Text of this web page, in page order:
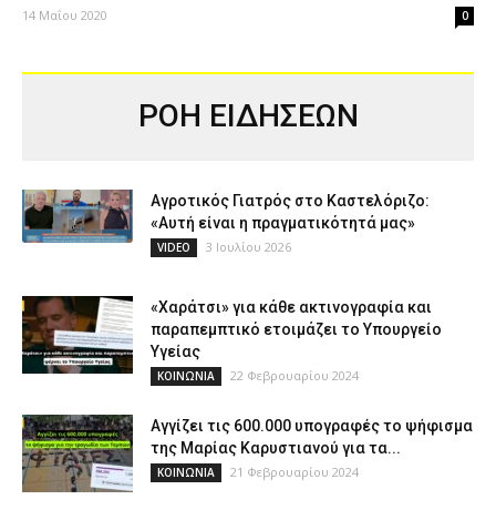
14 Μαΐου 2020 0
ΡΟΗ ΕΙΔΗΣΕΩΝ
Αγροτικός Γιατρός στο Καστελόριζο:
«Αυτή είναι η πραγματικότητά μας»
VIDEO 3 Ιουλίου 2026
«Χαράτσι» για κάθε ακτινογραφία και
παραπεμπτικό ετοιμάζει το Υπουργείο
Υγείας
ΚΟΙΝΩΝΙΑ 22 Φεβρουαρίου 2024
Αγγίζει τις 600.000 υπογραφές το ψήφισμα
της Μαρίας Καρυστιανού για τα...
ΚΟΙΝΩΝΙΑ 21 Φεβρουαρίου 2024